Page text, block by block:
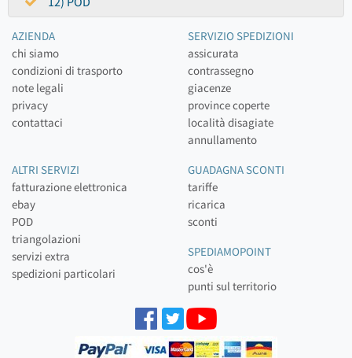
AZIENDA
chi siamo
condizioni di trasporto
note legali
privacy
contattaci
SERVIZIO SPEDIZIONI
assicurata
contrassegno
giacenze
province coperte
località disagiate
annullamento
ALTRI SERVIZI
fatturazione elettronica
ebay
POD
triangolazioni
servizi extra
spedizioni particolari
GUADAGNA SCONTI
tariffe
ricarica
sconti
SPEDIAMOPOINT
cos'è
punti sul territorio